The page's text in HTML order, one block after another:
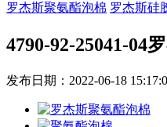
罗杰斯聚氨酯泡棉 罗杰斯硅
4790-92-25041-04
发布日期：2022-06-18